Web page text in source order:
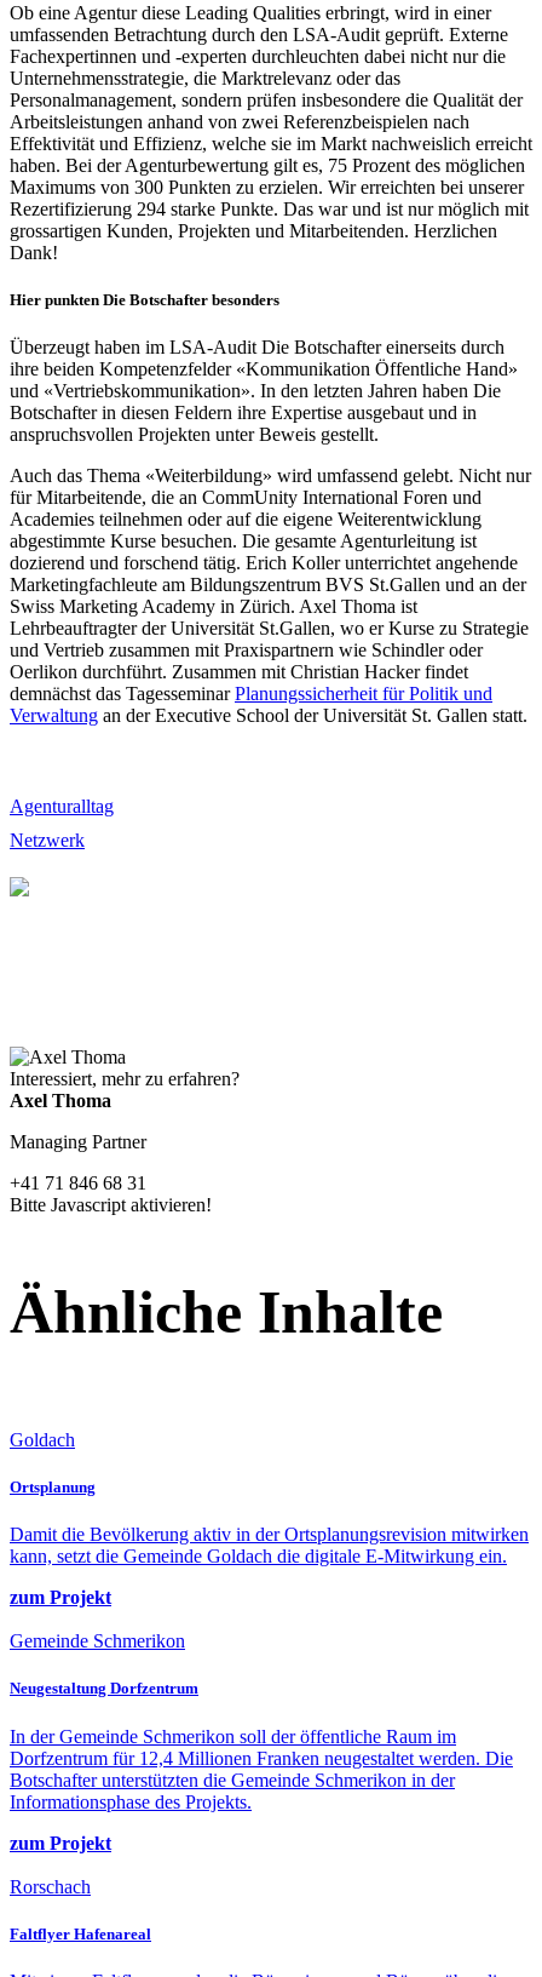
Ob eine Agentur diese Leading Qualities erbringt, wird in einer
umfassenden Betrachtung durch den LSA-Audit geprüft. Externe
Fachexpertinnen und -experten durchleuchten dabei nicht nur die
Unternehmensstrategie, die Marktrelevanz oder das
Personalmanagement, sondern prüfen insbesondere die Qualität der
Arbeitsleistungen anhand von zwei Referenzbeispielen nach
Effektivität und Effizienz, welche sie im Markt nachweislich erreicht
haben. Bei der Agenturbewertung gilt es, 75 Prozent des möglichen
Maximums von 300 Punkten zu erzielen. Wir erreichten bei unserer
Rezertifizierung 294 starke Punkte. Das war und ist nur möglich mit
grossartigen Kunden, Projekten und Mitarbeitenden. Herzlichen
Dank!
Hier punkten Die Botschafter besonders
Überzeugt haben im LSA-Audit Die Botschafter einerseits durch
ihre beiden Kompetenzfelder «Kommunikation Öffentliche Hand»
und «Vertriebskommunikation». In den letzten Jahren haben Die
Botschafter in diesen Feldern ihre Expertise ausgebaut und in
anspruchsvollen Projekten unter Beweis gestellt.
Auch das Thema «Weiterbildung» wird umfassend gelebt. Nicht nur
für Mitarbeitende, die an CommUnity International Foren und
Academies teilnehmen oder auf die eigene Weiterentwicklung
abgestimmte Kurse besuchen. Die gesamte Agenturleitung ist
dozierend und forschend tätig. Erich Koller unterrichtet angehende
Marketingfachleute am Bildungszentrum BVS St.Gallen und an der
Swiss Marketing Academy in Zürich. Axel Thoma ist
Lehrbeauftragter der Universität St.Gallen, wo er Kurse zu Strategie
und Vertrieb zusammen mit Praxispartnern wie Schindler oder
Oerlikon durchführt. Zusammen mit Christian Hacker findet
demnächst das TagesseminarPlanungssicherheit für Politik und
Verwaltung an der Executive School der Universität St. Gallen statt.
Agenturalltag
Netzwerk
Interessiert, mehr zu erfahren?
Axel Thoma
Managing Partner
+41 71 846 68 31
Bitte Javascript aktivieren!
Ähnliche Inhalte
Goldach
Ortsplanung
Damit die Bevölkerung aktiv in der Ortsplanungsrevision mitwirken
kann, setzt die Gemeinde Goldach die digitale E-Mitwirkung ein.
zum Projekt
Gemeinde Schmerikon
Neugestaltung Dorfzentrum
In der Gemeinde Schmerikon soll der öffentliche Raum im
Dorfzentrum für 12,4 Millionen Franken neugestaltet werden. Die
Botschafter unterstützten die Gemeinde Schmerikon in der
Informationsphase des Projekts.
zum Projekt
Rorschach
Faltflyer Hafenareal